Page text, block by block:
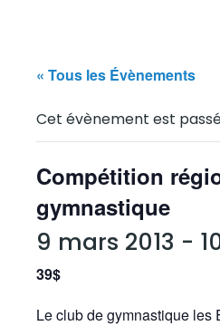
« Tous les Évènements
Cet évènement est
Compétition
gymnastique
9 mars 2013 -
39$
Le club de gymnastique les